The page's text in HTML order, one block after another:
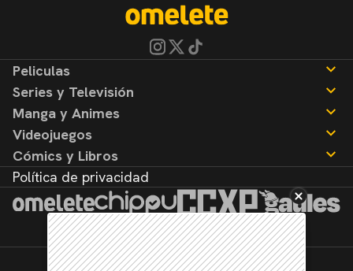
Peliculas
Noticias
Reseñas
Series y Televisión
Noticias
Reseñas
Manga y Animes
Noticias
Reseñas
Videojuegos
Noticias
Reseñas
Cómics y Libros
Noticias
Reseñas
Política de privacidad